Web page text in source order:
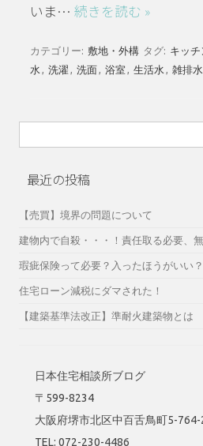
いま… 続きを読む »
カテゴリー: 敷地・外構 タグ: キッチ
水 , 洗濯 , 洗面, 浴室 , 生活水 , 雑排水
索:
最近の投稿
【売買】境界の問題について
建物内で自殺・・・！責任取る必要、
瑕疵保険って必要？入ったほうがいい？
住宅ローン減税にダマされた！
【建築基準法改正】準耐火建築物とは
日本住宅相談所ブログ
〒599-8234
大阪府堺市北区中百舌鳥町5-764-
TEL: 072-230-4486